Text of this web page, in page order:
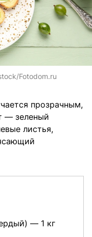
Fotodom.ru
прозрачным,
— зеленый
листья,
— 1 кг